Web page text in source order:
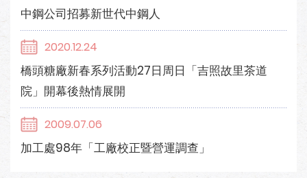
中鋼公司招募新世代中鋼人
2020.12.24
橋頭糖廠新春系列活動27日周日「吉照故里茶道
院」開幕後熱情展開
2009.07.06
加工處98年「工廠校正暨營運調查」